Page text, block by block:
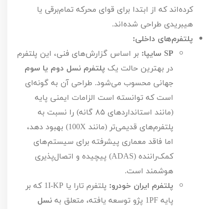
کرده‌اند که از ابتدا برای قوای محرکه تمام‌برقی یا
هیبریدی طراحی شده‌اند.
پلتفرم‌های داخلی:
SP سایپا: بر اساس گزارش‌های فنی، این پلتفرم
در بهترین حالت یک پلتفرم نسل دوم یا سوم
جهانی محسوب می‌شود. طراحی آن به گونه‌ای
است که توانسته است الزامات ایمنی پایه
(مانند استانداردهای ۸۵ گانه) را نسبت به
پلتفرم‌های قدیمی‌تر (مانند X
100) بهبود دهد،
اما فاقد معماری پیشرفته برای سیستم‌های
کمک‌راننده (ADAS) پیچیده و اتصال‌پذیری
هوشمند است.
پلتفرم ایران خودرو: پلتفرم تارا یا I-KP
1 که بر
پایه PF
1 پژو توسعه یافته، متعلق به نسل